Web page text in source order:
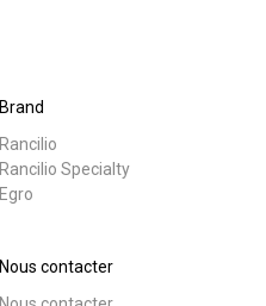
Brand
Rancilio
Rancilio Specialty
Egro
Nous contacter